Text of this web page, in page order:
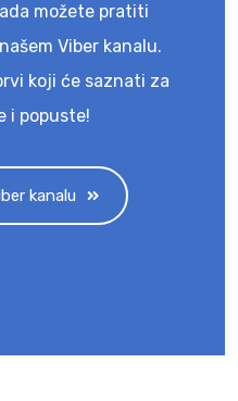
možete pratiti
Viber kanalu.
koji će saznati za
i popuste!
kanalu